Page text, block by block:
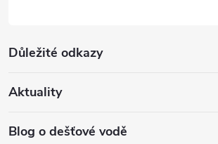
Důležité odkazy
Aktuality
Blog o dešťové vodě